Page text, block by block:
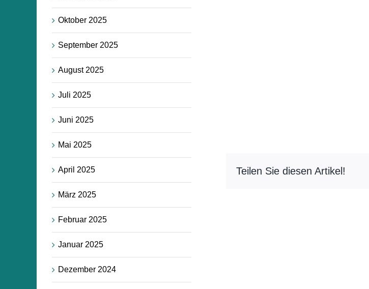
Teilen Sie diesen Artikel!
Oktober 2025
September 2025
August 2025
Juli 2025
Juni 2025
Mai 2025
April 2025
März 2025
Februar 2025
Januar 2025
Dezember 2024